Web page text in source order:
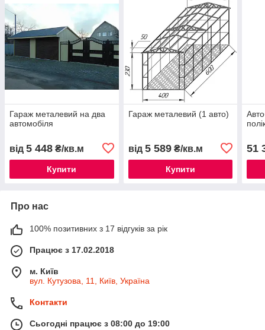
Гараж металевий на два
автомобіля
від 5 448 ₴/кв.м
Купити
Гараж металевий (1 авто)
від 5 589₴/кв.м
Купити
51
Про нас
100% позитивних з 17 відгуків за рік
Працює з 17.02.2018
м. Київ
вул. Кутузова, 11, Київ, Україна
Контакти
Сьогодні працює з 08:00 до 19:00